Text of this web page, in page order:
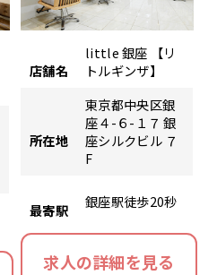
店舗名
little 銀座 【リ
トルギンザ】
所在地
東京都中央区銀
座４-６-１７ 銀
座シルクビル ７
F
最寄駅 銀座駅徒歩20秒
求人の詳細を見る